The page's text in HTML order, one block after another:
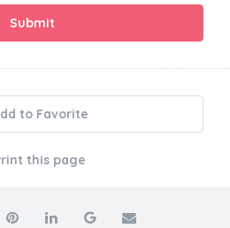
Submit
to Favorite
this page